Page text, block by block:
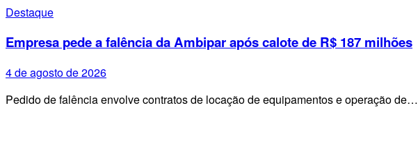
Destaque
Empresa pede a falência da Ambipar após calote de R$ 187 milhões
4 de agosto de 2026
Pedido de falência envolve contratos de locação de equipamentos e operação de…